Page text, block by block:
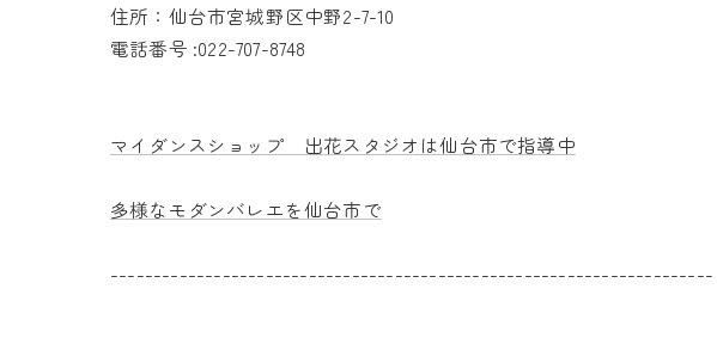
住所：仙台市宮城野区中野2-7-10
電話番号 :022-707-8748
マイダンスショップ 出花スタジオは仙台市で指導中
多様なモダンバレエを仙台市で
----------------------------------------------------------------------